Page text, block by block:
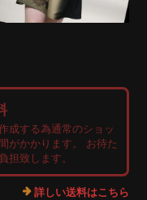
成する為通常のショッ
がかかります。 お待た
担致します。
詳しい送料はこちら